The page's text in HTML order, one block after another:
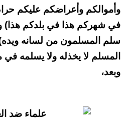
وأموالكم وأعراضكم عليكم
في شهركم هذا في بلدكم هذا)
سلم المسلمون من لسانه
المسلم لا يخذله ولا يسلمه
وبعد،